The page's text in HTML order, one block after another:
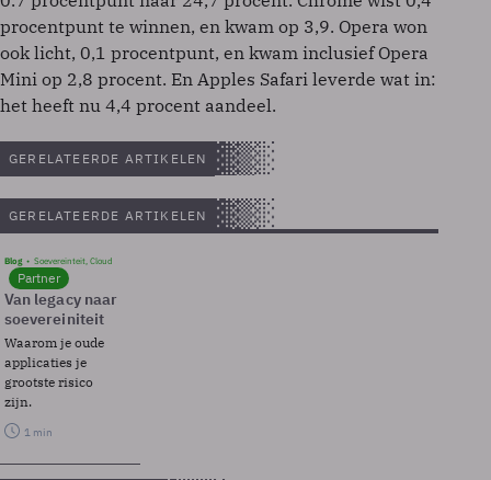
procentpunt te winnen, en kwam op 3,9. Opera won
ook licht, 0,1 procentpunt, en kwam inclusief Opera
Mini op 2,8 procent. En Apples Safari leverde wat in:
het heeft nu 4,4 procent aandeel.
GERELATEERDE ARTIKELEN
GERELATEERDE ARTIKELEN
Blog Soevereinteit, Cloud
Partner
Van legacy naar
soevereiniteit
Waarom je oude
applicaties je
grootste risico
zijn.
1 min